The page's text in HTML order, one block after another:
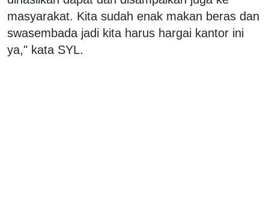
masyarakat. Kita sudah enak makan beras dan
swasembada jadi kita harus hargai kantor ini
ya," kata SYL.